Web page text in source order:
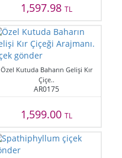
1,597.98 TL
Özel Kutuda Baharın Gelişi Kır
Çiçe..
AR0175
1,599.00 TL